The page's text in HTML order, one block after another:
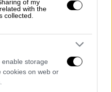
of my
with the
collected.
storage
cookies on web or
on Instagram